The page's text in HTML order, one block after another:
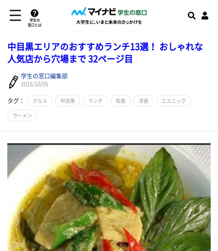
学生の
窓口とは
中目黒エリアのおすすめランチ13選！ おしゃれな
人気店から穴場まで 32ページ目
学生の窓口編集部
2015/10/05
タグ： グルメ 中目黒 ランチ 和食 洋食 エスニック
ラーメン